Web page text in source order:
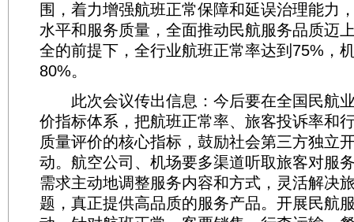
围，着力增强航班正常保障和延误治理能力
水平和服务质量，全面推动民航服务品质迈
全的前提下，全行业航班正常率达到75%，
80%。
此次会议传出信息：今后要在全国民航
价指标体系，把航班正常率、旅客投诉率和
质量评价的核心指标，鼓励社会第三方独立
动。航空公司、机场要多渠道听取旅客对服
需求主动地调整服务内容和方式，灵活解决
题，真正提供高品质的服务产品。开展民航